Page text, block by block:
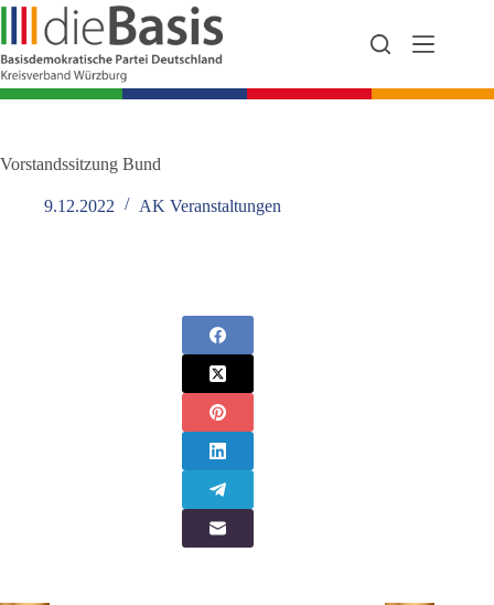
Zum
springen
Vorstandssitzung Bund
9.12.2022 AK Veranstaltungen